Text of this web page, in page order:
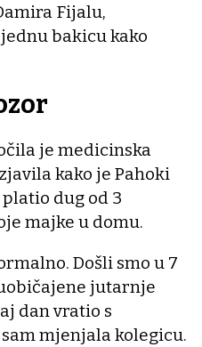
Fijalu,
bakicu kako
je medicinska
kako je Pahoki
dug od 3
majke u domu.
Došli smo u 7
jutarnje
dan vratio s
mjenjala kolegicu.